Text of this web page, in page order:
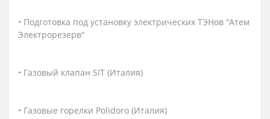
• Подготовка под установку электрических ТЭНов "Атем
Электрорезерв"
• Газовый клапан SIT (Италия)
• Газовые горелки Polidoro (Италия)